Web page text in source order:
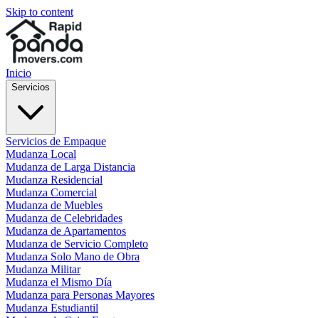
Skip to content
Inicio
Servicios
Servicios de Empaque
Mudanza Local
Mudanza de Larga Distancia
Mudanza Residencial
Mudanza Comercial
Mudanza de Muebles
Mudanza de Celebridades
Mudanza de Apartamentos
Mudanza de Servicio Completo
Mudanza Solo Mano de Obra
Mudanza Militar
Mudanza el Mismo Día
Mudanza para Personas Mayores
Mudanza Estudiantil